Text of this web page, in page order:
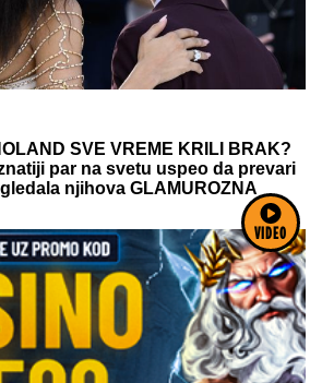
VIDEO
SVE VREME KRILI BRAK?
par na svetu uspeo da prevari
njihova GLAMUROZNA